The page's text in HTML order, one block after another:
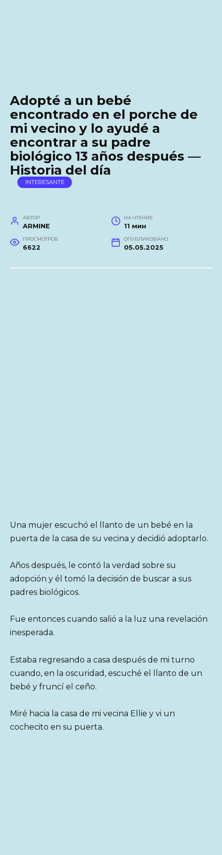
Adopté a un bebé
encontrado en el porche de
mi vecino y lo ayudé a
encontrar a su padre
biológico 13 años después —
Historia del día
INTERESANTE
АВТОР
ARMINE
НА ЧТЕНИЕ
11 мин
ПРОСМОТРОВ
6622
ОПУБЛИКОВАНО
05.05.2025
Una mujer escuchó el llanto de un bebé en la
puerta de la casa de su vecina y decidió adoptarlo.
Años después, le contó la verdad sobre su
adopción y él tomó la decisión de buscar a sus
padres biológicos.
Fue entonces cuando salió a la luz una revelación
inesperada.
Estaba regresando a casa después de mi turno
cuando, en la oscuridad, escuché el llanto de un
bebé y fruncí el ceño.
Miré hacia la casa de mi vecina Ellie y vi un
cochecito en su puerta.